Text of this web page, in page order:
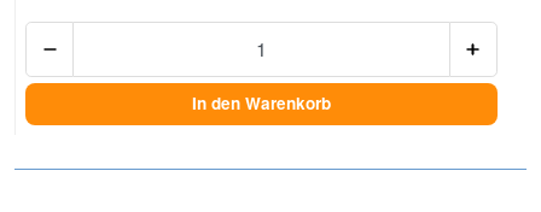
In den Warenkorb